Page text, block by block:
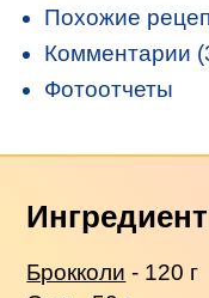
Похожие
Комментарии
Фотоотчеты
Брокколи - 120 г